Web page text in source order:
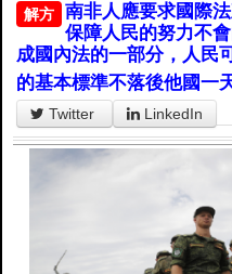
解方
南非人應要求國際
保障人民的努力不
成國內法的一部分，人民
的基本標準不落後他國一天
Twitter
LinkedIn